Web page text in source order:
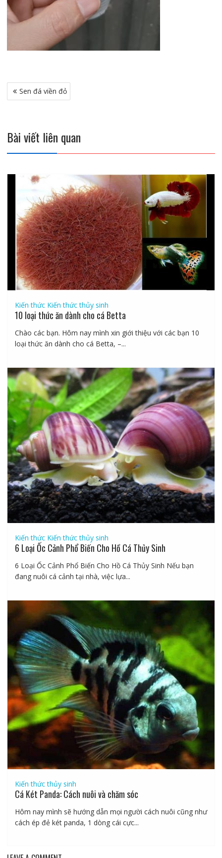
Điều
hướng
Sen đá viền đỏ
Bài viết liên quan
Kiến thức Kiến thức thủy sinh
10 loại thức ăn dành cho cá Betta
Chào các bạn. Hôm nay mình xin giới thiệu với các bạn 10
loại thức ăn dành cho cá Betta, –...
Kiến thức Kiến thức thủy sinh
6 Loại Ốc Cảnh Phổ Biến Cho Hồ Cá Thủy Sinh
6 Loại Ốc Cảnh Phổ Biến Cho Hồ Cá Thủy Sinh Nếu bạn
đang nuôi cá cảnh tại nhà, việc lựa...
Kiến thức thủy sinh
Cá Két Panda: Cách nuôi và chăm sóc
Hôm nay mình sẽ hướng dẫn mọi người cách nuôi cũng như
cách ép đẻ két panda, 1 dòng cái cực...